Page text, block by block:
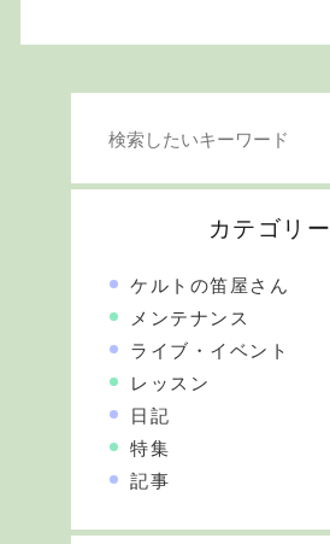
カテゴリー
ケルトの笛屋さん
メンテナンス
ライブ・イベント
レッスン
日記
特集
記事